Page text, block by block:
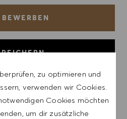
zu optimieren und
verwenden wir Cookies.
Cookies möchten
um dir zusätzliche
JOBS